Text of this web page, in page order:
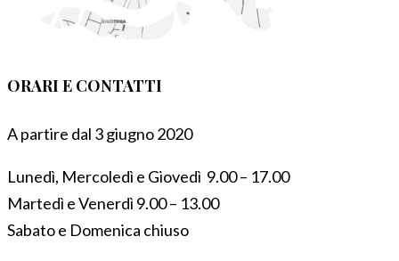
ORARI E CONTATTI
A partire dal 3 giugno 2020
Lunedì, Mercoledì e Giovedì 9.00 – 17.00
Martedì e Venerdì 9.00 – 13.00
Sabato e Domenica chiuso